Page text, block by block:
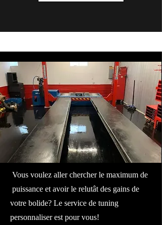
Vous voulez aller chercher le maximum de
puissance et avoir le relutât des gains de
votre bolide? Le service de tuning
personnaliser est pour vous!